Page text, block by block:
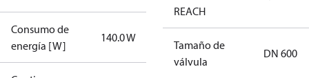
Consumo de
energía [W]
140.0 W
REACH
Tamaño de
válvula
DN 600